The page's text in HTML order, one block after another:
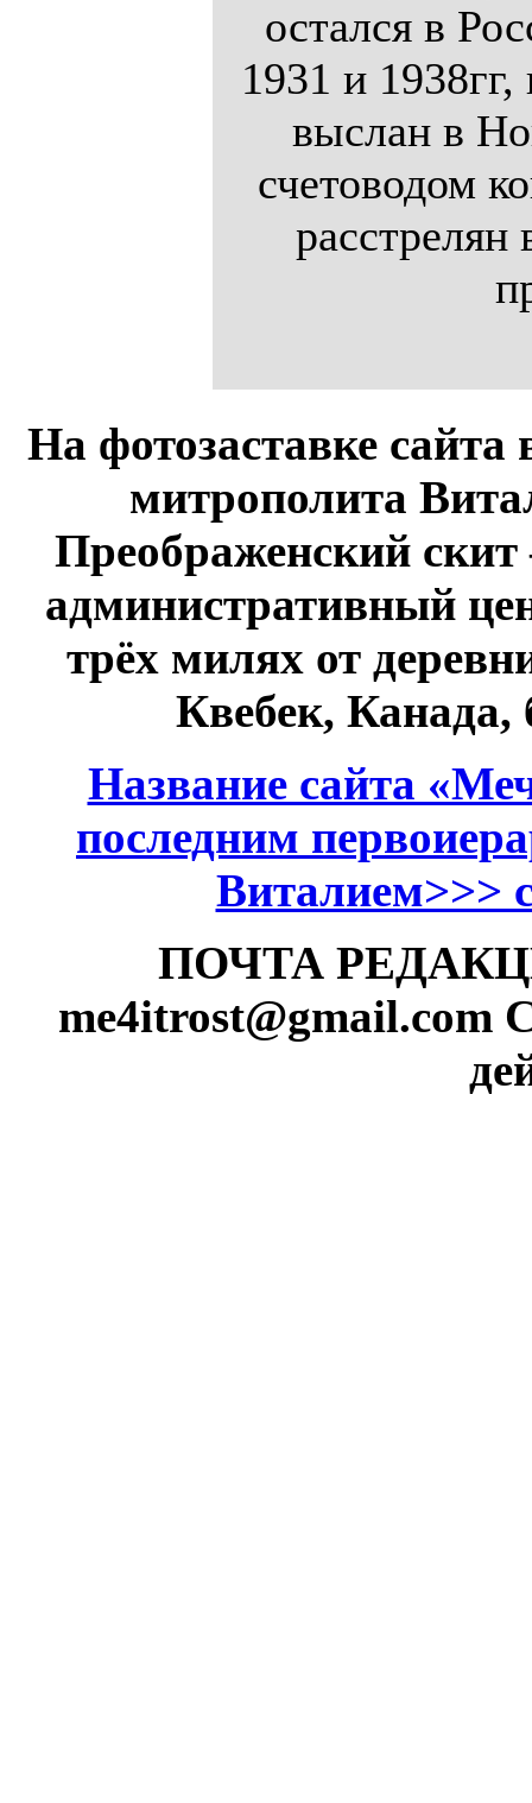
остался в
1931 и
выслан в
счетоводом
расстрелян
На фотозаставке сайта
митрополита
Преображенский
административный
трёх милях от
Квебек,
Название сайта
последним
Виталием>>>
ПОЧТА
me4itrost@gmail.com